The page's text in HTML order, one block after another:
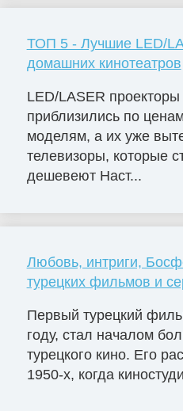
ТОП 5 - Лучшие LED/
домашних кинотеатров
LED/LASER проекторы
приблизились по
моделям, а их уже
телевизоры, которые
дешевеют Наст...
Любовь, интриги,
турецких фильмов и
Первый турецкий
году, стал началом
турецкого кино. Его
1950-х, когда